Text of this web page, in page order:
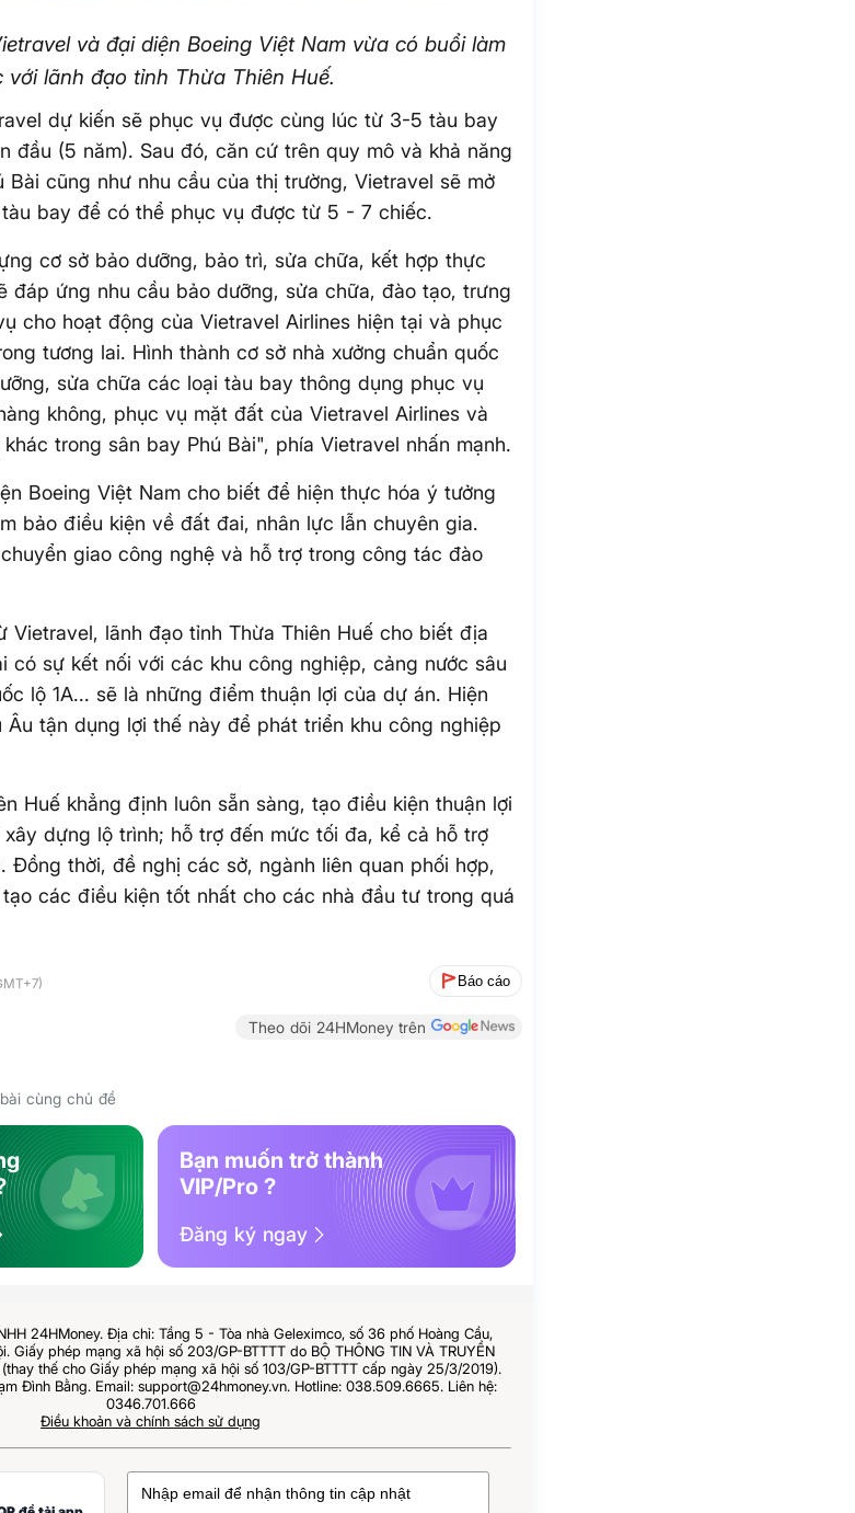
và đại diện Boeing Việt Nam vừa có buổi làm
với lãnh đạo tỉnh Thừa Thiên Huế.
dự kiến sẽ phục vụ được cùng lúc từ 3-5 tàu bay
đầu (5 năm). Sau đó, căn cứ trên quy mô và khả năng
Bài cũng như nhu cầu của thị trường, Vietravel sẽ mở
bay để có thể phục vụ được từ 5 - 7 chiếc.
cơ sở bảo dưỡng, bảo trì, sửa chữa, kết hợp thực
đáp ứng nhu cầu bảo dưỡng, sửa chữa, đào tạo, trưng
cho hoạt động của Vietravel Airlines hiện tại và phục
tương lai. Hình thành cơ sở nhà xưởng chuẩn quốc
sửa chữa các loại tàu bay thông dụng phục vụ
không, phục vụ mặt đất của Vietravel Airlines và
trong sân bay Phú Bài", phía Vietravel nhấn mạnh.
Boeing Việt Nam cho biết để hiện thực hóa ý tưởng
bảo điều kiện về đất đai, nhân lực lẫn chuyên gia.
giao công nghệ và hỗ trợ trong công tác đào
Vietravel, lãnh đạo tỉnh Thừa Thiên Huế cho biết địa
có sự kết nối với các khu công nghiệp, cảng nước sâu
lộ 1A... sẽ là những điểm thuận lợi của dự án. Hiện
Âu tận dụng lợi thế này để phát triển khu công nghiệp
Huế khẳng định luôn sẵn sàng, tạo điều kiện thuận lợi
dựng lộ trình; hỗ trợ đến mức tối đa, kể cả hỗ trợ
Đồng thời, đề nghị các sở, ngành liên quan phối hợp,
các điều kiện tốt nhất cho các nhà đầu tư trong quá
Báo cáo
Theo dõi 24HMoney trên
cùng chủ đề
Bạn muốn trở thành
VIP/Pro ?
Đăng ký ngay
24HMoney. Địa chỉ: Tầng 5 - Tòa nhà Geleximco, số 36 phố Hoàng Cầu,
Giấy phép mạng xã hội số 203/GP-BTTTT do BỘ THÔNG TIN VÀ TRUYỀN
thế cho Giấy phép mạng xã hội số 103/GP-BTTTT cấp ngày 25/3/2019).
Đình Bằng. Email: support@24hmoney.vn. Hotline: 038.509.6665. Liên hệ:
0346.701.666
Điều khoản và chính sách sử dụng